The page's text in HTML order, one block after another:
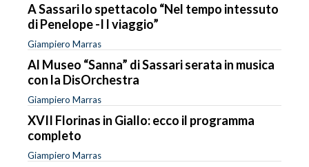
A Sassari lo spettacolo “Nel tempo intessuto
di Penelope -I l viaggio”
Giampiero Marras
Al Museo “Sanna” di Sassari serata in musica
con la DisOrchestra
Giampiero Marras
XVII Florinas in Giallo: ecco il programma
completo
Giampiero Marras